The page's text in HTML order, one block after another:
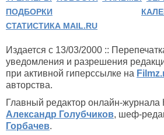
ПОДБОРКИ
СТАТИСТИКА MAIL.RU
Издается с 13/03/2000 ::
уведомления и разрешения
при активной гиперссылке на
авторства.
Главный редактор онлайн-
Александр Голубчиков, шеф-
Горбачев.